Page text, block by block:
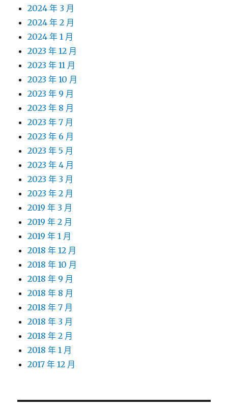
2024 年 3 月
2024 年 2 月
2024 年 1 月
2023 年 12 月
2023 年 11 月
2023 年 10 月
2023 年 9 月
2023 年 8 月
2023 年 7 月
2023 年 6 月
2023 年 5 月
2023 年 4 月
2023 年 3 月
2023 年 2 月
2019 年 3 月
2019 年 2 月
2019 年 1 月
2018 年 12 月
2018 年 10 月
2018 年 9 月
2018 年 8 月
2018 年 7 月
2018 年 3 月
2018 年 2 月
2018 年 1 月
2017 年 12 月